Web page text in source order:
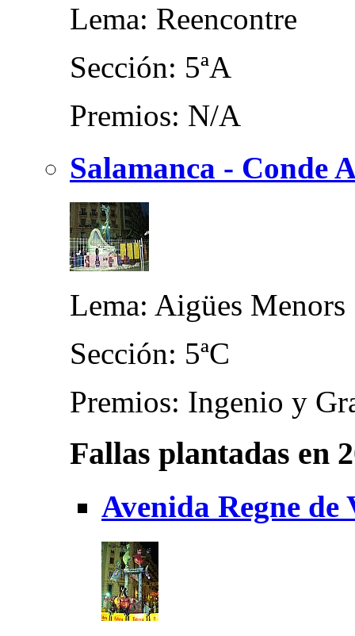
Lema: Reencontre
Sección: 5ªA
Premios: N/A
Salamanca - Conde
Lema: Aigües Menors
Sección: 5ªC
Premios: Ingenio y
Fallas plantadas en
Avenida Regne de